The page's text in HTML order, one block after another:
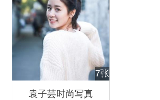
7张
袁子芸时尚写真